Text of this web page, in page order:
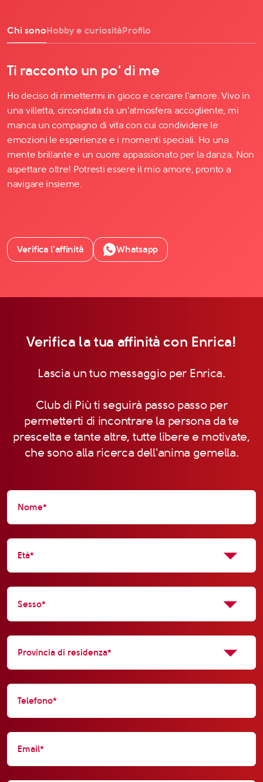
Chi sonoHobby e curiositàProfilo
Ti racconto un po' di me
Ho deciso di rimettermi in gioco e cercare l'amore. Vivo in
una villetta, circondata da un'atmosfera accogliente, mi
manca un compagno di vita con cui condividere le
emozioni le esperienze e i momenti speciali. Ho una
mente brillante e un cuore appassionato per la danza. Non
aspettare oltre! Potresti essere il mio amore, pronto a
navigare insieme.
Verifica l’affinità Whatsapp
Verifica la tua affinità con Enrica!
Lascia un tuo messaggio per Enrica.
Club di Più ti seguirà passo passo per
permetterti di incontrare la persona da te
prescelta e tante altre, tutte libere e motivate,
che sono alla ricerca dell'anima gemella.